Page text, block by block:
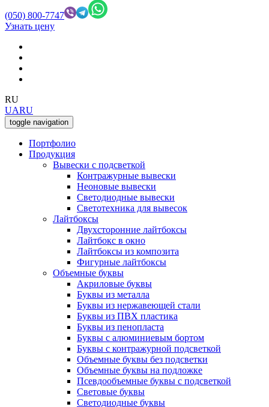
(050) 800-7747
Узнать цену
RU
UARU
toggle navigation
Портфолио
Продукция
Вывески с подсветкой
Контражурные вывески
Неоновые вывески
Светодиодные вывески
Светотехника для вывесок
Лайтбоксы
Двухсторонние лайтбоксы
Лайтбокс в окно
Лайтбоксы из композита
Фигурные лайтбоксы
Объемные буквы
Акриловые буквы
Буквы из металла
Буквы из нержавеющей стали
Буквы из ПВХ пластика
Буквы из пенопласта
Буквы с алюминиевым бортом
Буквы с контражурной подсветкой
Объемные буквы без подсветки
Объемные буквы на подложке
Псевдообъемные буквы с подсветкой
Световые буквы
Светодиодные буквы